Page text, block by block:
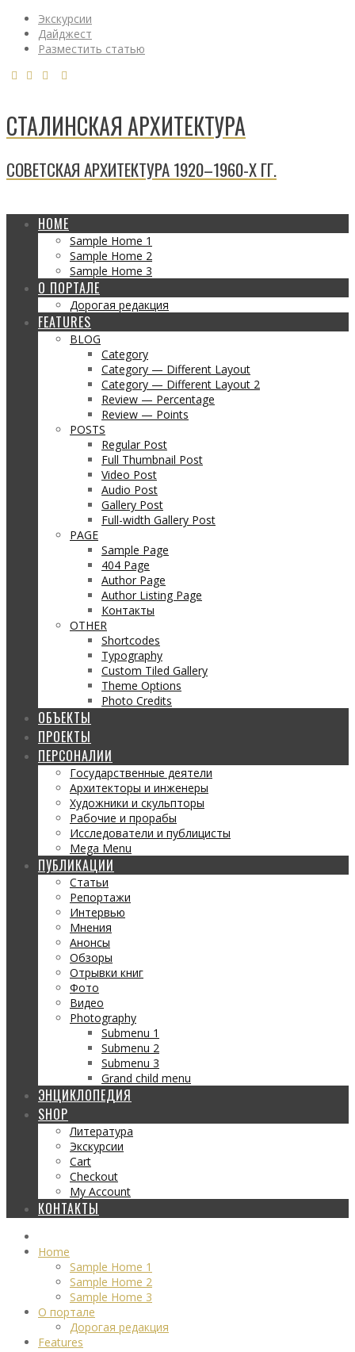
Экскурсии
Дайджест
Разместить статью
СТАЛИНСКАЯ АРХИТЕКТУРА
СОВЕТСКАЯ АРХИТЕКТУРА 1920–1960-Х ГГ.
HOME
Sample Home 1
Sample Home 2
Sample Home 3
О ПОРТАЛЕ
Дорогая редакция
FEATURES
BLOG
Category
Category — Different Layout
Category — Different Layout 2
Review — Percentage
Review — Points
POSTS
Regular Post
Full Thumbnail Post
Video Post
Audio Post
Gallery Post
Full-width Gallery Post
PAGE
Sample Page
404 Page
Author Page
Author Listing Page
Контакты
OTHER
Shortcodes
Typography
Custom Tiled Gallery
Theme Options
Photo Credits
ОБЪЕКТЫ
ПРОЕКТЫ
ПЕРСОНАЛИИ
Государственные деятели
Архитекторы и инженеры
Художники и скульпторы
Рабочие и прорабы
Исследователи и публицисты
Mega Menu
ПУБЛИКАЦИИ
Статьи
Репортажи
Интервью
Мнения
Анонсы
Обзоры
Отрывки книг
Фото
Видео
Photography
Submenu 1
Submenu 2
Submenu 3
Grand child menu
ЭНЦИКЛОПЕДИЯ
SHOP
Литература
Экскурсии
Cart
Checkout
My Account
КОНТАКТЫ
Home
Sample Home 1
Sample Home 2
Sample Home 3
О портале
Дорогая редакция
Features